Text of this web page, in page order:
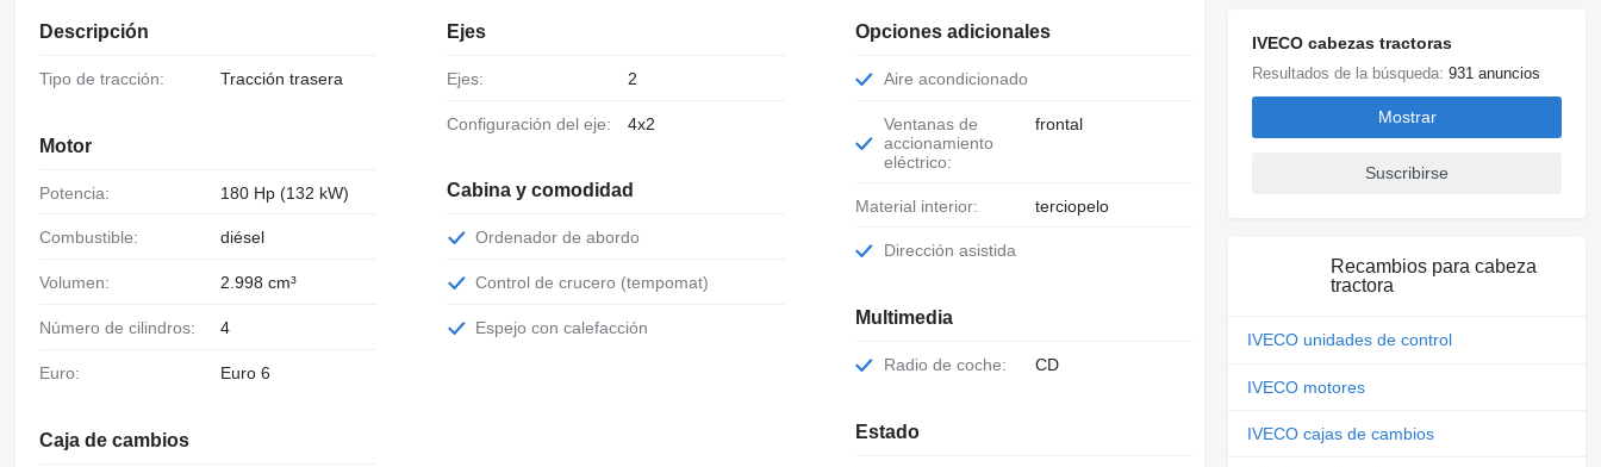
Descripción
Tipo de tracción: Tracción trasera
Motor
Potencia: 180 Hp (132 kW)
Combustible: diésel
Volumen: 2.998 cm³
Número de cilindros: 4
Euro: Euro 6
Caja de cambios
Ejes
Ejes: 2
Configuración del eje: 4x2
Cabina y comodidad
Ordenador de abordo
Control de crucero (tempomat)
Espejo con calefacción
Opciones adicionales
Aire acondicionado
Ventanas de
accionamiento
eléctrico:
frontal
Material interior: terciopelo
Dirección asistida
Multimedia
Radio de coche: CD
Estado
IVECO cabezas tractoras
Resultados de la búsqueda:931 anuncios
Mostrar
Suscribirse
Recambios para cabeza
tractora
IVECO unidades de control
IVECO motores
IVECO cajas de cambios